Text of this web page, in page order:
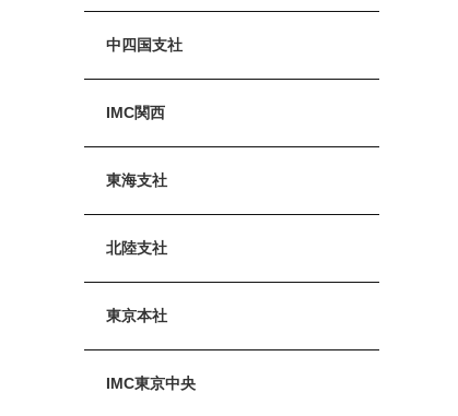
中四国支社
IMC関西
東海支社
北陸支社
東京本社
IMC東京中央